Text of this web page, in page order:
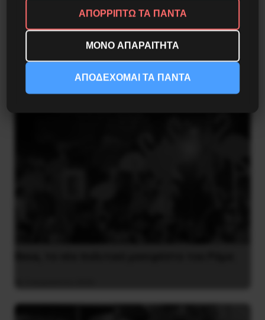
Η Eπανάσταση της 19 Ιουλίου 1936 στην
5 Αυγούστου 2026
ΑΠΟΡΡΙΠΤΩ ΤΑ ΠΑΝΤΑ
ΜΟΝΟ ΑΠΑΡΑΙΤΗΤΑ
ΑΠΟΔΕΧΟΜΑΙ ΤΑ ΠΑΝΤΑ